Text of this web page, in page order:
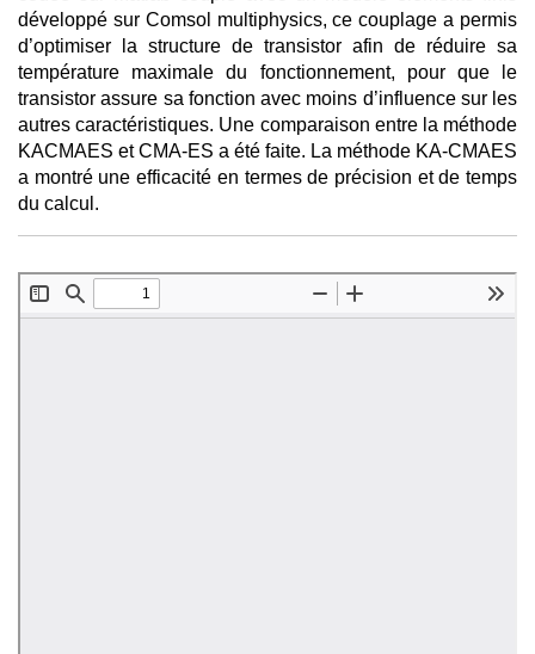
développé sur Comsol multiphysics, ce couplage a permis
d’optimiser la structure de transistor afin de réduire sa
température maximale du fonctionnement, pour que le
transistor assure sa fonction avec moins d’influence sur les
autres caractéristiques. Une comparaison entre la méthode
KACMAES et CMA-ES a été faite. La méthode KA-CMAES
a montré une efficacité en termes de précision et de temps
du calcul.